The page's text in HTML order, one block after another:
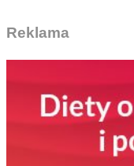
Reklama